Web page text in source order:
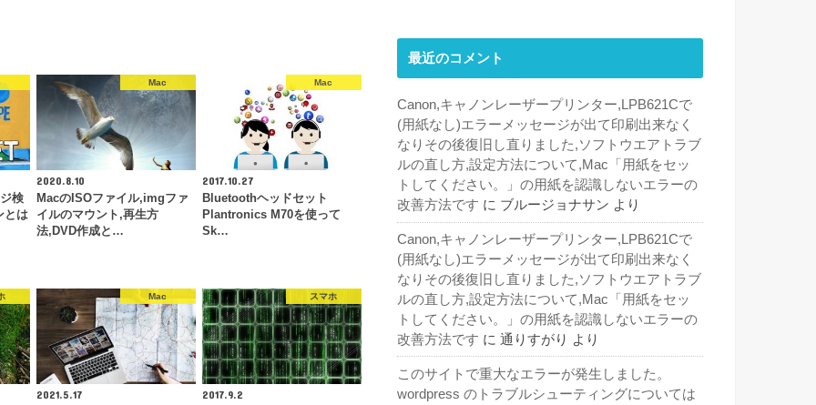
検
とは
Mac
2020.8.10
MacのISOファイル,imgファ
イルのマウント,再生方
法,DVD作成と…
Mac
2017.10.27
Bluetoothヘッドセット
Plantronics M70を使って
Sk…
Mac
2021.5.17
スマホ
2017.9.2
最近のコメント
Canon,キャノンレーザープリンター,LPB621Cで
(用紙なし)エラーメッセージが出て印刷出来なく
なりその後復旧し直りました,ソフトウエアトラブ
ルの直し方,設定方法について,Mac「用紙をセッ
トしてください。」の用紙を認識しないエラーの
改善方法です に ブルージョナサン より
Canon,キャノンレーザープリンター,LPB621Cで
(用紙なし)エラーメッセージが出て印刷出来なく
なりその後復旧し直りました,ソフトウエアトラブ
ルの直し方,設定方法について,Mac「用紙をセッ
トしてください。」の用紙を認識しないエラーの
改善方法です に 通りすがり より
このサイトで重大なエラーが発生しました。
wordpress のトラブルシューティングについては